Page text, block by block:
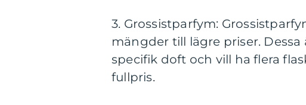
3. Grossistparfym:
mängder till lägre priser.
specifik doft och vill ha flera
fullpris.